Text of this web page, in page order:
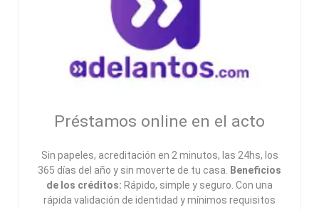
Préstamos online en el acto
Sin papeles, acreditación en 2 minutos, las 24hs, los
365 días del año y sin moverte de tu casa. Beneficios
de los créditos: Rápido, simple y seguro. Con una
rápida validación de identidad y mínimos requisitos